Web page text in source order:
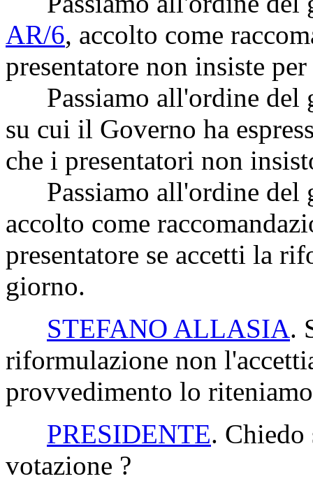
AR/6, accolto come
presentatore non insiste
Passiamo all'ordine del
su cui il Governo ha
che i presentatori non
Passiamo all'ordine del
accolto come
presentatore se accetti la
giorno.
STEFANO ALLASIA.
riformulazione non
provvedimento lo
PRESIDENTE.
votazione ?